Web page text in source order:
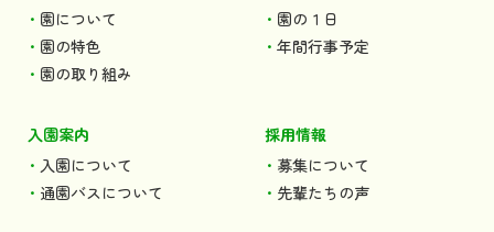
園について
園の特色
園の取り組み
園の１日
年間行事予定
入園案内
入園について
通園バスについて
採用情報
募集について
先輩たちの声